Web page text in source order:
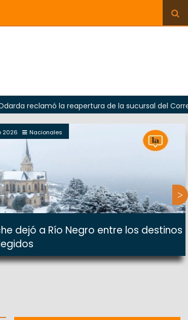
la reapertura de la sucursal del Correo
2026 Nacionales
dejó a Río Negro entre los destinos